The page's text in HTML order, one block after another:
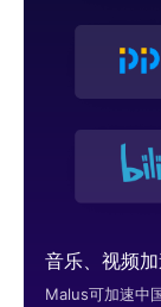
音乐、视频
Malus可加速中